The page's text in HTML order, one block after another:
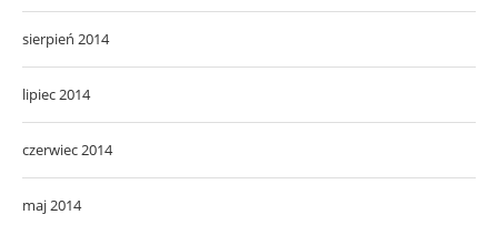
sierpień 2014
lipiec 2014
czerwiec 2014
maj 2014